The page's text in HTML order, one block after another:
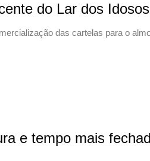
do Lar dos Idosos
das cartelas para o
e tempo mais